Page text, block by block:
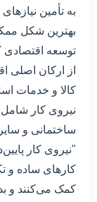
به تأمین
بهترین شکل
توسعه اقتصادی
از ارکان اصلی
کالا و خدمات
نیروی کار شامل
ساختمانی و
"نیروی کار
کارهای ساده و
کمک می‌کنند و